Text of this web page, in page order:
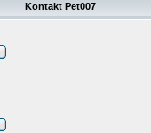
Kontakt Pet007